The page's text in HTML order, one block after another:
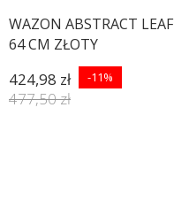
WAZON ABSTRACT LEAF
64 CM ZŁOTY
424,98 zł -11%
477,50 zł